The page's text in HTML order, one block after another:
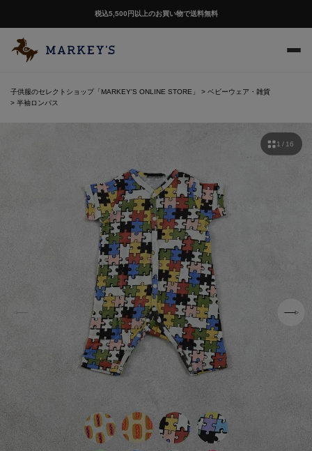
税込5,500円以上のお買い物で送料無料
子供服のセレクトショップ「MARKEY'S ONLINE STORE」
ベビーウェア・雑貨
半袖ロンパス
1 / 16